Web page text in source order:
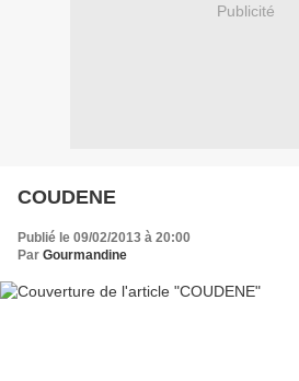
Publicité
COUDENE
Publié le 09/02/2013 à 20:00
Par Gourmandine